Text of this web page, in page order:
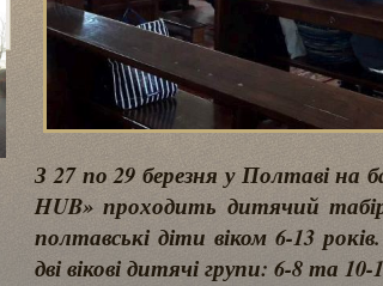
З 27 по 29 березня у Полтаві
HUB» проходить дитячий
полтавські діти віком 6-13
дві вікові дитячі групи: 6-8 та 10-